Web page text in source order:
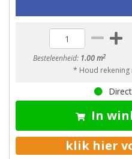
Besteleenheid: 1.00 m2
* Houd rekening
In
klik hier